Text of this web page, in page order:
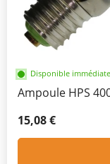
Disponible
Ampoule HPS
15,08 €